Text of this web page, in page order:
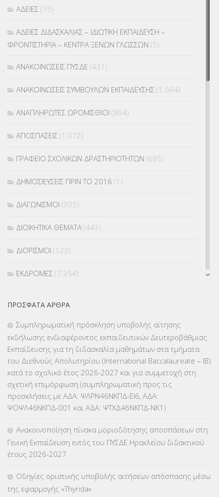
ΑΔΕΙΕΣ (75)
ΑΔΕΙΕΣ ΔΙΔΑΣΚΑΛΙΑΣ – ΙΔΙΩΤΙΚΗ ΕΚΠΑΙΔΕΥΣΗ –
ΦΡΟΝΤΙΣΤΗΡΙΑ – ΚΕΝΤΡΑ ΞΕΝΩΝ ΓΛΩΣΣΩΝ (5)
ΑΝΑΚΟΙΝΩΣΕΙΣ ΠΥΣΔΕ (431)
ΑΝΑΚΟΙΝΩΣΕΙΣ ΣΥΜΒΟΥΛΩΝ ΕΚΠΑΙΔΕΥΣΗΣ (1.564)
ΑΝΑΠΛΗΡΩΤΕΣ ΩΡΟΜΙΣΘΙΟΙ (864)
ΑΠΟΣΠΑΣΕΙΣ (1.072)
ΓΡΑΦΕΙΟ ΣΧΟΛΙΚΩΝ ΔΡΑΣΤΗΡΙΟΤΗΤΩΝ (695)
ΔΗΜΟΣΙΕΥΣΕΙΣ ΠΡΙΝ ΤΟ 2016 (1)
ΔΙΑΓΩΝΙΣΜΟΙ (305)
ΔΙΟΙΚΗΤΙΚΑ ΘΕΜΑΤΑ (443)
ΔΙΟΡΙΣΜΟΙ (123)
ΕΚΔΡΟΜΕΣ (7.354)
ΕΠΙΜΟΡΦΩΣΗ Τ.Π.Ε.(10)
ΕΥΡΩΠΑΪΚΑ ΠΡΟΓΡΑΜΜΑΤΑ(230)
ΚΕΣΥ (60)
ΚΕΣΥΠ(109)
ΚΠγ – ΚΡΑΤΙΚΟ ΠΙΣΤΟΠΟΙΗΤΙΚΟ ΓΛΩΣΣΟΜΑΘΕΙΑΣ(135)
ΚΠπ- ΚΡΑΤΙΚΟ ΠΙΣΤΟΠΟΙΗΤΙΚΟ ΠΛΗΡΟΦΟΡΙΚΗΣ
ΛΟΙΠΑ(309)
ΠΡΌΣΦΑΤΑ ΆΡΘΡΑ
Συμπληρωματική πρόσκληση υποβολής αίτησης
εκδήλωσης ενδιαφέροντος εκπαιδευτικών Δευτεροβάθμιας
Εκπαίδευσης για τη διδασκαλία μαθημάτων στα τμήματα
του Διεθνούς Απολυτηρίου (International Baccalaureate – IB)
κατά το σχολικό έτος 2026-2027 και για συμμετοχή στη
σχετική επιμόρφωση (συμπληρωματική προς τις
προσκλήσεις με ΑΔΑ: ΨΛΡΝ46ΝΚΠΔ-ΕΙ6, ΑΔΑ:
ΨΟΨΛ46ΝΚΠΔ-001 και ΑΔΑ: ΨΤΧΔ46ΝΚΠΔ-ΝΚ1)
Ανακοινοποίηση πίνακα μοριοδότησης αποσπάσεων στη
Γενική Εκπαίδευση εντός του ΠΥΣΔΕ Ηρακλείου διδακτικού
έτους 2026-2027
Οδηγίες οριστικής υποβολής αιτήσεων απόσπασης μέσω
της εφαρμογής «Thyrida»